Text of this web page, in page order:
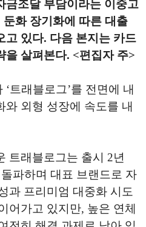
금조달 부담이라는 이중고
화 장기화에 따른 대출
고 있다. 다음 본지는 카드
을 살펴본다. <편집자 주>
트래블로그’를 전면에 내
외형 성장에 속도를 내
트래블로그는 출시 2년
파하며 대표 브랜드로 자
과 프리미엄 대중화 시도
어가고 있지만, 높은 연체